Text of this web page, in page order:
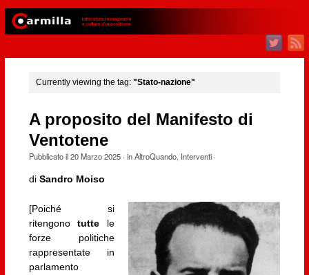
Currently viewing the tag: "Stato-nazione"
A proposito del Manifesto di
Ventotene
Pubblicato il20 Marzo 2025· inAltroQuando, Interventi·
di Sandro Moiso
[Poiché si
ritengonotutte le
forze politiche
rappresentate in
parlamento